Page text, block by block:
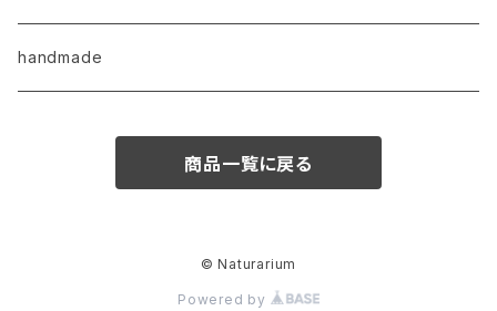
Animal Essentials
換毛期におすすめ
handmade
商品一覧に戻る
© Naturarium
Powered by